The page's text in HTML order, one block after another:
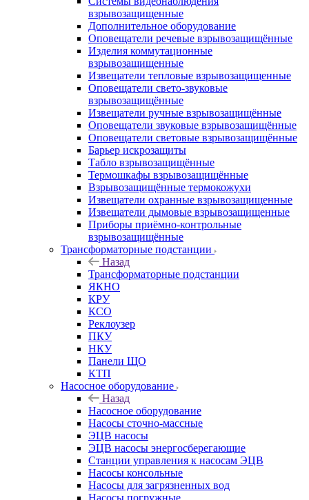
взрывозащищенные
Дополнительное оборудование
Оповещатели речевые взрывозащищённые
Изделия коммутационные
взрывозащищенные
Извещатели тепловые взрывозащищенные
Оповещатели свето-звуковые
взрывозащищённые
Извещатели ручные взрывозащищённые
Оповещатели звуковые взрывозащищённые
Оповещатели световые взрывозащищённые
Барьер искрозащиты
Табло взрывозащищённые
Термошкафы взрывозащищённые
Взрывозащищённые термокожухи
Извещатели охранные взрывозащищенные
Извещатели дымовые взрывозащищенные
Приборы приёмно-контрольные
взрывозащищённые
Трансформаторные подстанции
Назад
Трансформаторные подстанции
ЯКНО
КРУ
КСО
Реклоузер
ПКУ
НКУ
Панели ЩО
КТП
Насосное оборудование
Назад
Насосное оборудование
Насосы сточно-массные
ЭЦВ насосы
ЭЦВ насосы энергосберегающие
Станции управления к насосам ЭЦВ
Насосы консольные
Насосы для загрязненных вод
Насосы погружные